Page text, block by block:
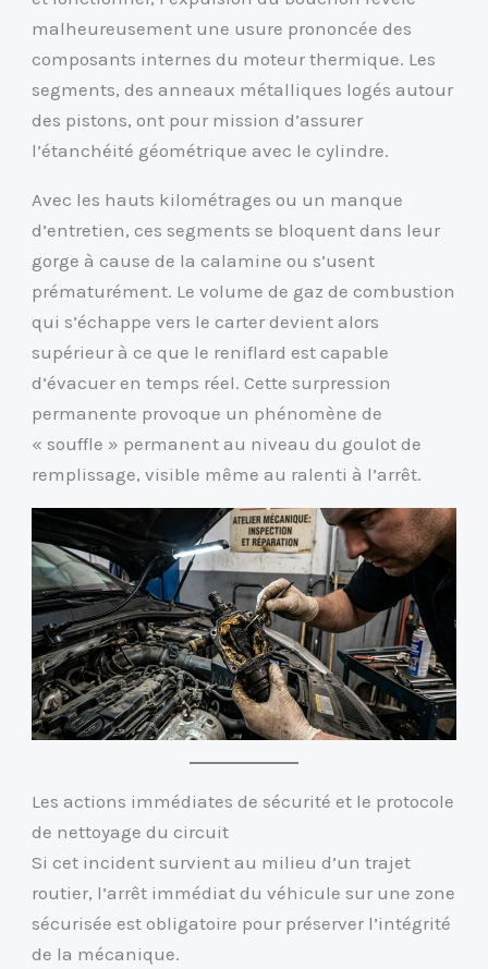
malheureusement une usure prononcée des
composants internes du moteur thermique. Les
segments, des anneaux métalliques logés autour
des pistons, ont pour mission d’assurer
l’étanchéité géométrique avec le cylindre.
Avec les hauts kilométrages ou un manque
d’entretien, ces segments se bloquent dans leur
gorge à cause de la calamine ou s’usent
prématurément. Le volume de gaz de combustion
qui s’échappe vers le carter devient alors
supérieur à ce que le reniflard est capable
d’évacuer en temps réel. Cette surpression
permanente provoque un phénomène de
« souffle » permanent au niveau du goulot de
remplissage, visible même au ralenti à l’arrêt.
Les actions immédiates de sécurité et le protocole
de nettoyage du circuit
Si cet incident survient au milieu d’un trajet
routier, l’arrêt immédiat du véhicule sur une zone
sécurisée est obligatoire pour préserver l’intégrité
de la mécanique.